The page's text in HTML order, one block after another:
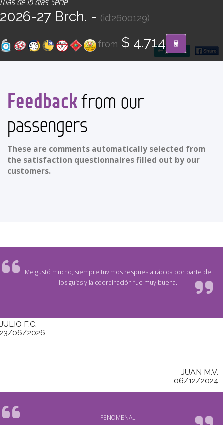
Find your Tour
go back
2026-27 Brch. - (id:2600129)
from $ 4.714
Feedbackfrom our
passengers
These are comments automatically selected from
the satisfaction questionnaires filled out by our
customers.
Me gustó mucho, siempre tuvimos respuesta rápida por parte de
los guías y la coordinación fue muy buena.
JULIO F.C.
23/06/2026
JUAN M.V.
06/12/2024
FENOMENAL